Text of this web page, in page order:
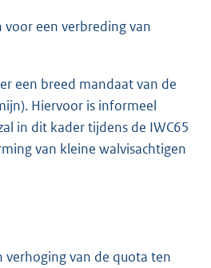
een verbreding van
een breed mandaat van de
Hiervoor is informeel
in dit kader tijdens de IWC65
van kleine walvisachtigen
verhoging van de quota ten